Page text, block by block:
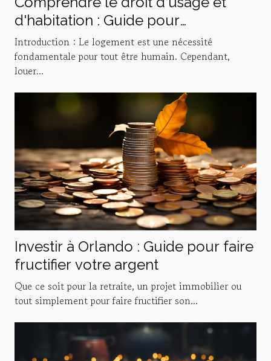
d'habitation : Guide pour
propriétaires et locataires
Introduction : Le logement est une nécessité
fondamentale pour tout être humain. Cependant,
louer...
Investir à Orlando : Guide pour faire
fructifier votre argent
Que ce soit pour la retraite, un projet immobilier ou
tout simplement pour faire fructifier son...